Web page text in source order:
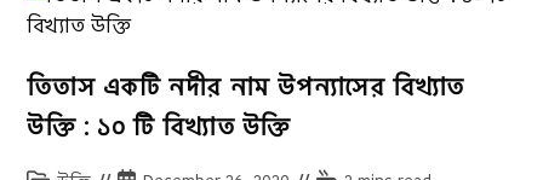
তিতাস একটি নদীর নাম উপন্যাসের বিখ্যাত
উক্তি : ১০ টি বিখ্যাত উক্তি